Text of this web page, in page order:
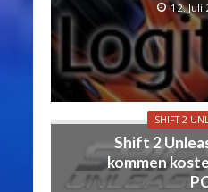
12. Juli
SHIFT 2
Shift 2
kommen